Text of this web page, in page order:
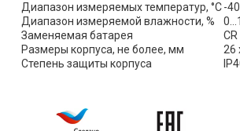
Диапазон измеряемых температур, °С-
Диапазон измеряемой влажности, %
Заменяемая батарея
Размеры корпуса, не более, мм
26
Степень защиты корпуса